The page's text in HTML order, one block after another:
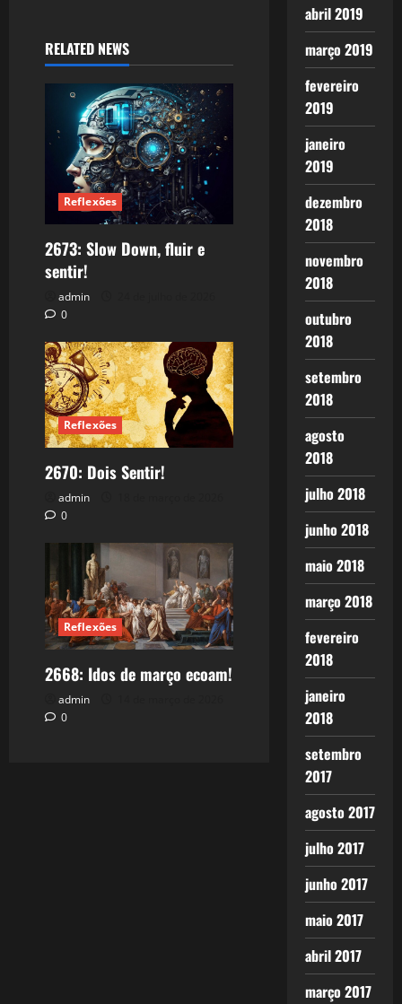
RELATED NEWS
Reflexões
2673: Slow Down, fluir e
sentir!
admin
0
Reflexões
2670: Dois Sentir!
admin
0
Reflexões
2668: Idos de março ecoam!
admin
0
abril 2019
março 2019
fevereiro
2019
janeiro
2019
dezembro
2018
novembro
2018
outubro
2018
setembro
2018
agosto
2018
julho 2018
junho 2018
maio 2018
março 2018
fevereiro
2018
janeiro
2018
setembro
2017
agosto 2017
julho 2017
junho 2017
maio 2017
abril 2017
março 2017